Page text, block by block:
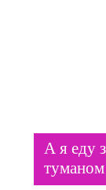
А я еду
туманом